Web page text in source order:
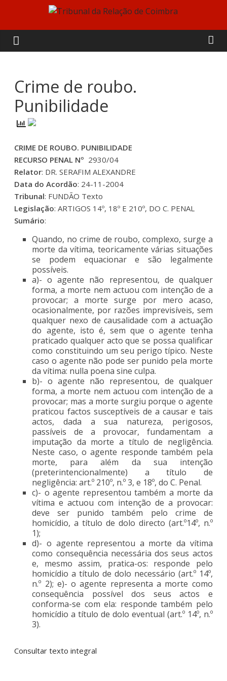
content
Tribunal
da
Relação
de
Coimbra
Crime de roubo.
Punibilidade
CRIME DE ROUBO. PUNIBILIDADE
RECURSO PENAL Nº 2930/04
Relator: DR. SERAFIM ALEXANDRE
Data do Acordão: 24-11-2004
Tribunal: FUNDÃO Texto
Legislação: ARTIGOS 14º, 18º E 210º, DO C. PENAL
Sumário:
Quando, no crime de roubo, complexo, surge a
morte da vítima, teoricamente várias situações
se podem equacionar e são legalmente
possíveis.
a)- o agente não representou, de qualquer
forma, a morte nem actuou com intenção de a
provocar; a morte surge por mero acaso,
ocasionalmente, por razões imprevisíveis, sem
qualquer nexo de causalidade com a actuação
do agente, isto é, sem que o agente tenha
praticado qualquer acto que se possa qualificar
como constituindo um seu perigo típico. Neste
caso o agente não pode ser punido pela morte
da vítima: nulla poena sine culpa.
b)- o agente não representou, de qualquer
forma, a morte nem actuou com intenção de a
provocar; mas a morte surgiu porque o agente
praticou factos susceptíveis de a causar e tais
actos, dada a sua natureza, perigosos,
passíveis de a provocar, fundamentam a
imputação da morte a título de negligência.
Neste caso, o agente responde também pela
morte, para além da sua intenção
(preterintencionalmente) a título de
negligência: art.º 210º, n.º 3, e 18º, do C. Penal.
c)- o agente representou também a morte da
vítima e actuou com intenção de a provocar:
deve ser punido também pelo crime de
homicídio, a título de dolo directo (art.º14º, n.º
1);
d)- o agente representou a morte da vítima
como consequência necessária dos seus actos
e, mesmo assim, pratica-os: responde pelo
homicídio a título de dolo necessário (art.º 14º,
n.º 2); e)- o agente representa a morte como
consequência possível dos seus actos e
conforma-se com ela: responde também pelo
homicídio a título de dolo eventual (art.º 14º, n.º
3).
Consultar texto integral